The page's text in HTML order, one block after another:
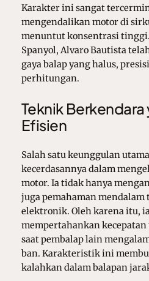
Karakter ini sangat
mengendalikan motor di
menuntut konsentrasi tinggi.
Spanyol, Alvaro Bautista
gaya balap yang halus,
perhitungan.
Teknik Berkendara
Efisien
Salah satu keunggulan
kecerdasannya dalam
motor. Ia tidak hanya
juga pemahaman
elektronik. Oleh karena itu,
mempertahankan
saat pembalap lain
ban. Karakteristik ini
kalahkan dalam balapan